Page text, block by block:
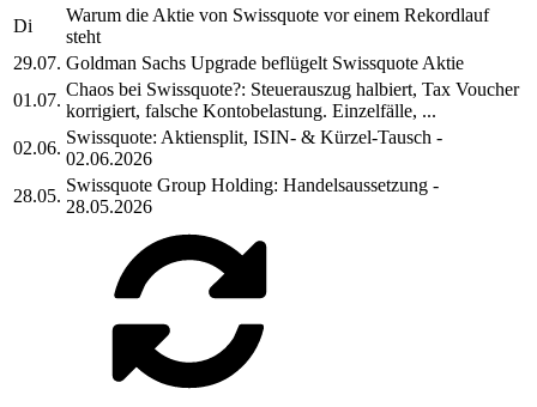
Di
Warum die Aktie von Swissquote vor einem Rekordlauf
steht
29.07. Goldman Sachs Upgrade beflügelt Swissquote Aktie
01.07.
Chaos bei Swissquote?: Steuerauszug halbiert, Tax Voucher
korrigiert, falsche Kontobelastung. Einzelfälle, ...
02.06.
Swissquote: Aktiensplit, ISIN- & Kürzel-Tausch -
02.06.2026
28.05.
Swissquote Group Holding: Handelsaussetzung -
28.05.2026